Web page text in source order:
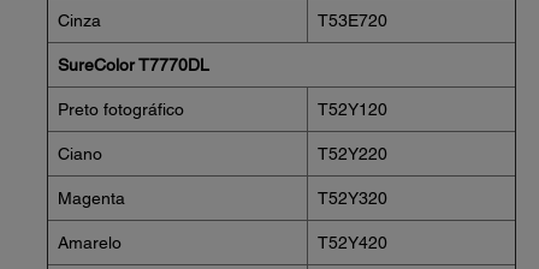
Cinza T53E720
SureColor T7770DL
Preto fotográfico T52Y120
Ciano T52Y220
Magenta T52Y320
Amarelo T52Y420